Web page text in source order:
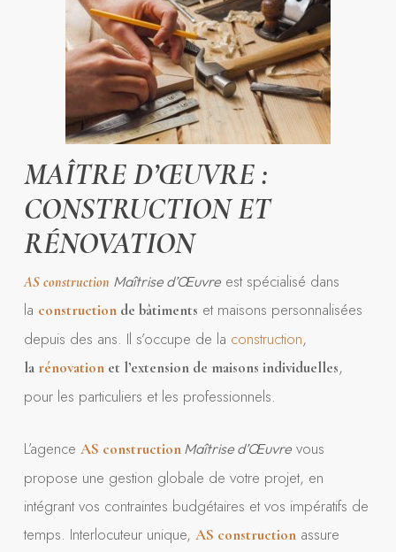
MAÎTRE D’ŒUVRE :
CONSTRUCTION ET
RÉNOVATION
AS construction Maîtrise d’Œuvreest spécialisé dans
la constructionde bâtiments et maisons personnalisées
depuis des ans. Il s’occupe de la construction,
la rénovationet l’extension de maisons individuelles,
pour les particuliers et les professionnels.
L’agence AS constructionMaîtrise d’Œuvrevous
propose une gestion globale de votre projet, en
intégrant vos contraintes budgétaires et vos impératifs de
temps. Interlocuteur unique, AS constructionassure